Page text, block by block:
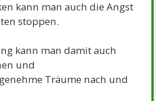
kann man auch die Angst
stoppen.
kann man damit auch
und
Träume nach und